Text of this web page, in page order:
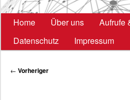
Hauptmenü
Home Über uns
Aufrufe
Datenschutz
Impressum
Beitragsnavigation
← Vorheriger